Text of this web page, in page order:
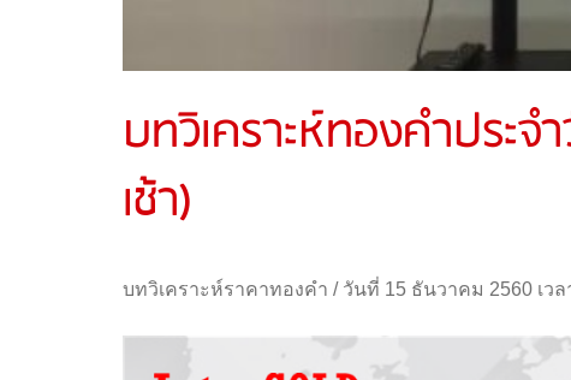
บทวิเคราะห์ทองคำประ
เช้า)
บทวิเคราะห์ราคาทองคำ / วันที่ 15 ธันวาคม 2560 เวล